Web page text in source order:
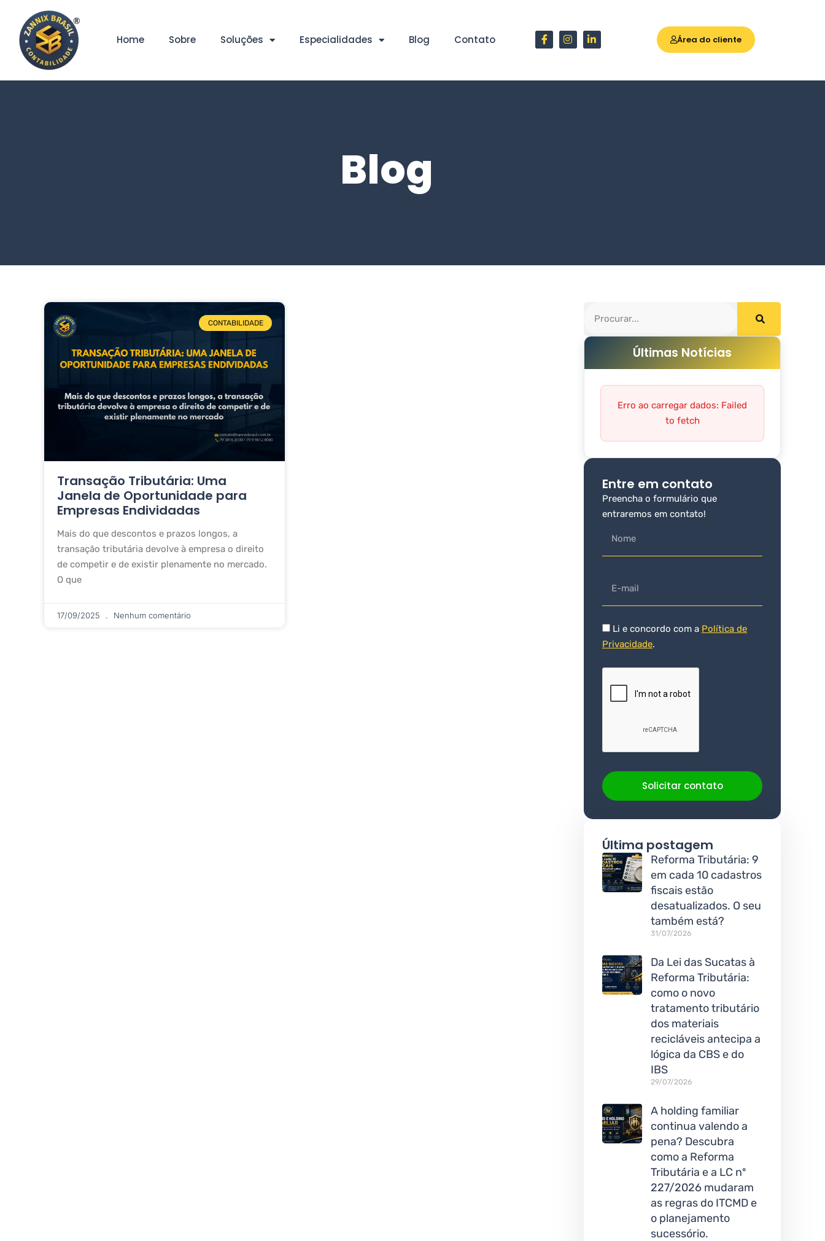
Home Sobre Soluções Especialidades Blog Contato Área do cliente
Blog
CONTABILIDADE
Transação Tributária: Uma
Janela de Oportunidade para
Empresas Endividadas
Mais do que descontos e prazos longos, a
transação tributária devolve à empresa o direito
de competir e de existir plenamente no mercado.
O que
17/09/2025 Nenhum comentário
Últimas Notícias
Erro ao carregar dados: Failed
to fetch
Entre em contato
Preencha o formulário que
entraremos em contato!
Li e concordo com a Política de
Privacidade.
Solicitar contato
Última postagem
Reforma Tributária: 9
em cada 10 cadastros
fiscais estão
desatualizados. O seu
também está?
31/07/2026
Da Lei das Sucatas à
Reforma Tributária:
como o novo
tratamento tributário
dos materiais
recicláveis antecipa a
lógica da CBS e do
IBS
29/07/2026
A holding familiar
continua valendo a
pena? Descubra
como a Reforma
Tributária e a LC nº
227/2026 mudaram
as regras do ITCMD e
o planejamento
sucessório.